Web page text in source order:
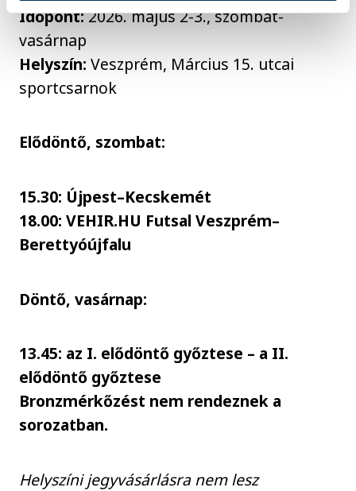
Időpont:2026. május 2-3., szombat-
vasárnap
Helyszín:Veszprém, Március 15. utcai
sportcsarnok
Elődöntő, szombat:
15.30: Újpest–Kecskemét
18.00: VEHIR.HU Futsal Veszprém–
Berettyóújfalu
Döntő, vasárnap:
13.45: az I. elődöntő győztese – a II.
elődöntő győztese
Bronzmérkőzést nem rendeznek a
sorozatban.
Helyszíni jegyvásárlásra nem lesz